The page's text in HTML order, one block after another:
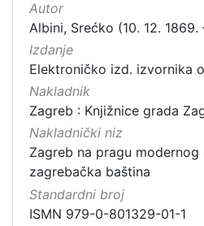
Autor
Albini, Srećko (10. 12. 1869.
Izdanje
Elektroničko izd. izvornika
Nakladnik
Zagreb : Knjižnice grada
Nakladnički niz
Zagreb na pragu modernog
zagrebačka baština
Standardni broj
ISMN 979-0-801329-01-1